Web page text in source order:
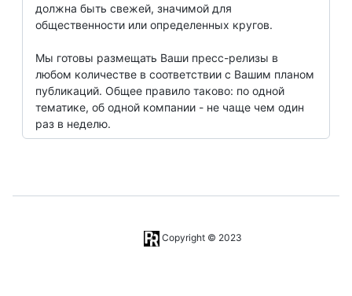
должна быть свежей, значимой для
общественности или определенных кругов.
Мы готовы размещать Ваши пресс-релизы в
любом количестве в соответствии с Вашим планом
публикаций. Общее правило таково: по одной
тематике, об одной компании - не чаще чем один
раз в неделю.
Copyright © 2023